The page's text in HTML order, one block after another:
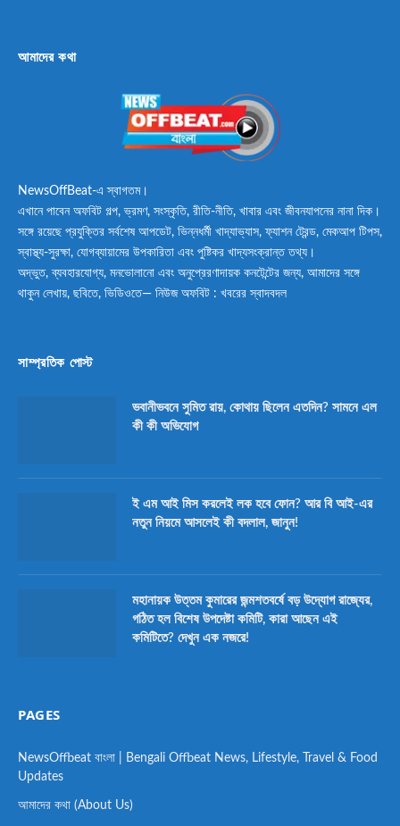
আমাদের কথা
NewsOffBeat-এ স্বাগতম।
এখানে পাবেন অফবিট গল্প, ভ্রমণ, সংস্কৃতি, রীতি-নীতি, খাবার এবং জীবনযাপনের নানা দিক।
সঙ্গে রয়েছে প্রযুক্তির সর্বশেষ আপডেট, ভিন্নধর্মী খাদ্যাভ্যাস, ফ্যাশন ট্রেন্ড, মেকআপ টিপস,
স্বাস্থ্য-সুরক্ষা, যোগব্যায়ামের উপকারিতা এবং পুষ্টিকর খাদ্যসংক্রান্ত তথ্য।
অদ্ভুত, ব্যবহারযোগ্য, মনভোলানো এবং অনুপ্রেরণাদায়ক কনটেন্টের জন্য, আমাদের সঙ্গে
থাকুন লেখায়, ছবিতে, ভিডিওতে— নিউজ অফবিট : খবরের স্বাদবদল
সাম্প্রতিক পোস্ট
ভবানীভবনে সুমিত রায়, কোথায় ছিলেন এতদিন? সামনে এল
কী কী অভিযোগ
ই এম আই মিস করলেই লক হবে ফোন? আর বি আই-এর
নতুন নিয়মে আসলেই কী বদলাল, জানুন!
মহানায়ক উত্তম কুমারের জন্মশতবর্ষে বড় উদ্যোগ রাজ্যের,
গঠিত হল বিশেষ উপদেষ্টা কমিটি, কারা আছেন এই
কমিটিতে? দেখুন এক নজরে!
PAGES
NewsOffbeat বাংলা | Bengali Offbeat News, Lifestyle, Travel & Food
Updates
আমাদের কথা (About Us)